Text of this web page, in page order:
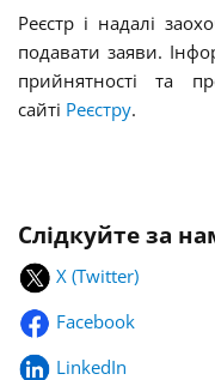
Реєстр і надалі
подавати заяви.
прийнятності та
сайті Реєстру.
Слідкуйте за
X (Twitter)
Facebook
LinkedIn